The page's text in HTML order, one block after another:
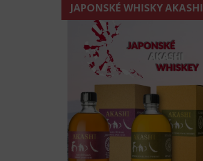
JAPONSKÉ WHISKY AKASHI